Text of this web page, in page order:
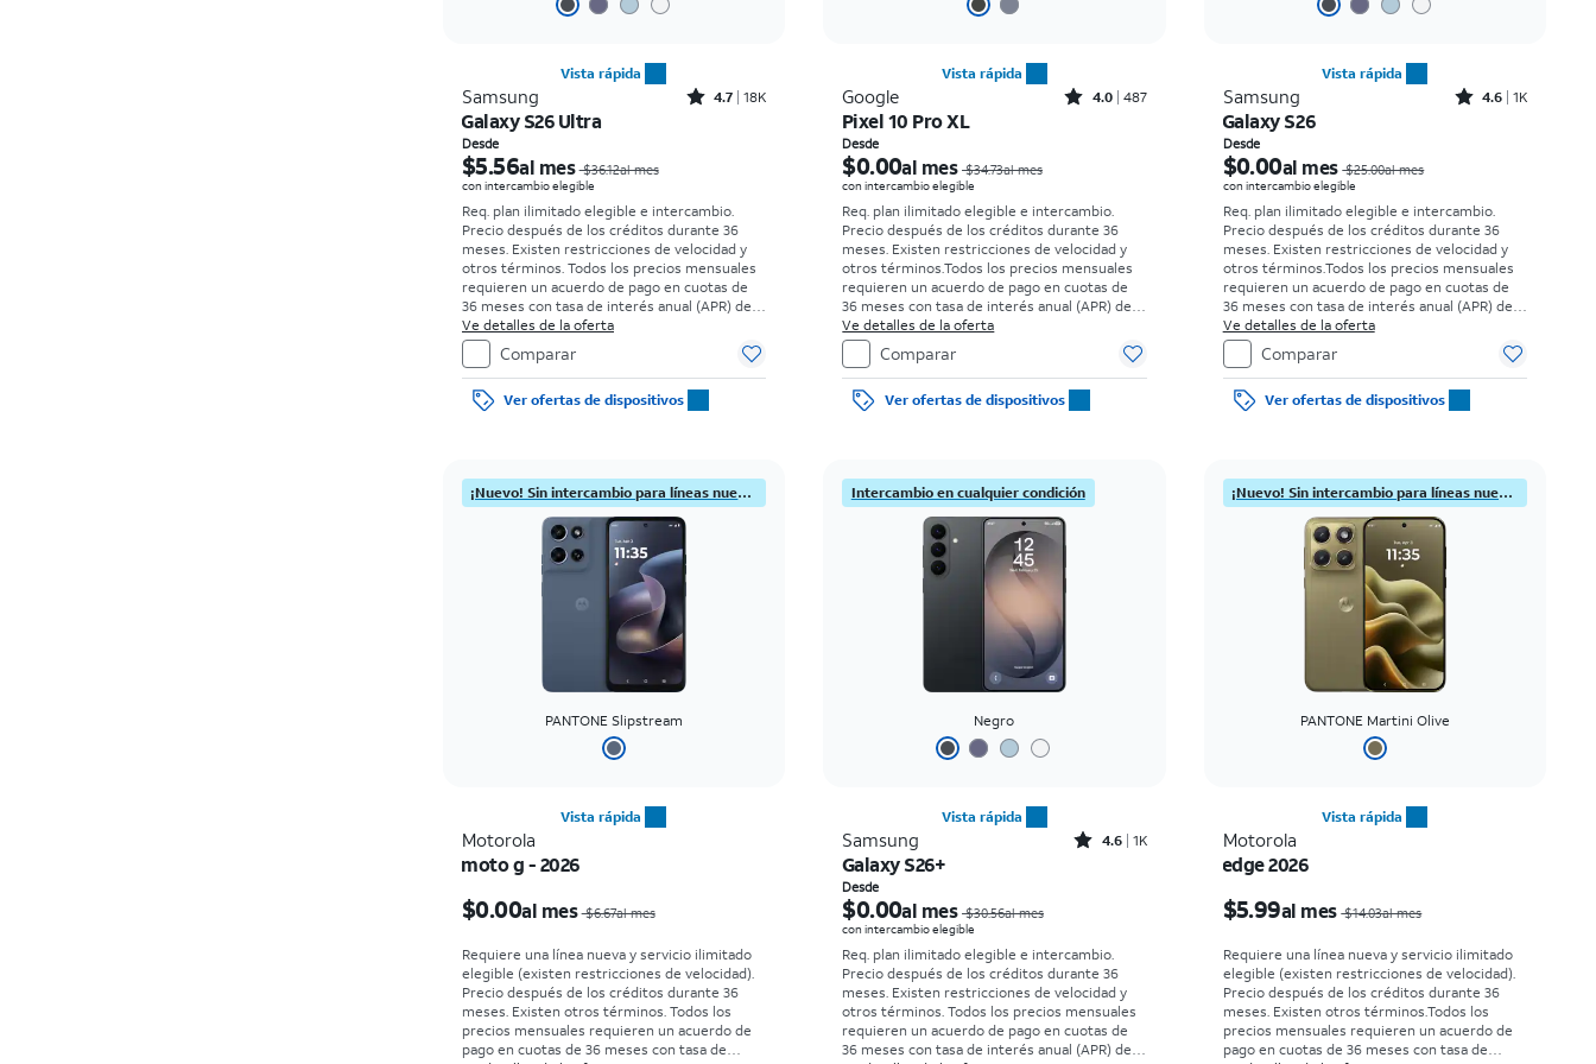
Vista rápida
Samsung Rated4.7out of 5 stars with18338reviews
4.7 18K
Galaxy S26 Ultra
Desde
$5.56al mes$36.12al mes
con intercambio elegible
Req. plan ilimitado elegible e intercambio.
Precio después de los créditos durante 36
meses. Existen restricciones de velocidad y
otros términos. Todos los precios mensuales
requieren un acuerdo de pago en cuotas de
36 meses con tasa de interés anual (APR) del
0%. Sin cargo inicial para clientes elegibles y
con buenos antecedentes. El impuesto sobre
el precio de venta normal se paga al momento
de la compra. Existen restricciones.
Ve detalles de la oferta
Comparar
Ver ofertas de dispositivos
Vista rápida
Google Rated4out of 5 stars with487reviews
4.0 487
Pixel 10 Pro XL
Desde
$0.00al mes $34.73al mes
con intercambio elegible
Req. plan ilimitado elegible e intercambio.
Precio después de los créditos durante 36
meses. Existen restricciones de velocidad y
otros términos.Todos los precios mensuales
requieren un acuerdo de pago en cuotas de
36 meses con tasa de interés anual (APR) del
0%. Sin cargo inicial para clientes elegibles y
con buenos antecedentes. El impuesto sobre
el precio de venta normal se paga al momento
de la compra. Existen restricciones.
Ve detalles de la oferta
Comparar
Ver ofertas de dispositivos
Vista rápida
Samsung Rated4.6out of 5 stars with1541reviews
4.6 1K
Galaxy S26
Desde
$0.00al mes$25.00al mes
con intercambio elegible
Req. plan ilimitado elegible e intercambio.
Precio después de los créditos durante 36
meses. Existen restricciones de velocidad y
otros términos.Todos los precios mensuales
requieren un acuerdo de pago en cuotas de
36 meses con tasa de interés anual (APR) del
0%. Sin cargo inicial para clientes elegibles y
con buenos antecedentes. El impuesto sobre
el precio de venta normal se paga al momento
de la compra. Existen restricciones.
Ve detalles de la oferta
Comparar
Ver ofertas de dispositivos
¡Nuevo! Sin intercambio para líneas nuevas.
PANTONE Slipstream
Vista rápida
Motorola
moto g - 2026
$0.00al mes$6.67al mes
Requiere una línea nueva y servicio ilimitado
elegible (existen restricciones de velocidad).
Precio después de los créditos durante 36
meses. Existen otros términos. Todos los
precios mensuales requieren un acuerdo de
pago en cuotas de 36 meses con tasa de
Intercambio en cualquier condición
Negro
Vista rápida
Samsung Rated4.6out of 5 stars with1431reviews
4.6 1K
Galaxy S26+
Desde
$0.00al mes $30.56al mes
con intercambio elegible
Req. plan ilimitado elegible e intercambio.
Precio después de los créditos durante 36
meses. Existen restricciones de velocidad y
otros términos.Todos los precios mensuales
requieren un acuerdo de pago en cuotas de
36 meses con tasa de interés anual (APR) del
¡Nuevo! Sin intercambio para líneas nuevas.
PANTONE Martini Olive
Vista rápida
Motorola
edge 2026
$5.99al mes$14.03al mes
Requiere una línea nueva y servicio ilimitado
elegible (existen restricciones de velocidad).
Precio después de los créditos durante 36
meses. Existen otros términos.Todos los
precios mensuales requieren un acuerdo de
pago en cuotas de 36 meses con tasa de